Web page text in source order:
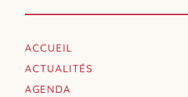
ACCUEIL
ACTUALITÉS
AGENDA